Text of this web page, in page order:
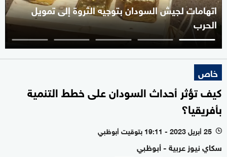
اتهامات لجيش السودان بتوجيه الثروة إلى تمويل
الحرب
خاص
كيف تؤثر أحداث السودان على خطط التنمية
بأفريقيا؟
l 25 أبريل 2023 - 19:11 بتوقيت أبوظبي
سكاي نيوز عربية - أبوظبي